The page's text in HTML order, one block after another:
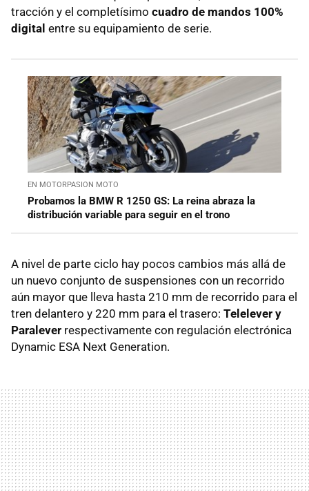
tracción y el completísimo cuadro de mandos 100%
digital entre su equipamiento de serie.
EN MOTORPASION MOTO
Probamos la BMW R 1250 GS: La reina abraza la
distribución variable para seguir en el trono
A nivel de parte ciclo hay pocos cambios más allá de
un nuevo conjunto de suspensiones con un recorrido
aún mayor que lleva hasta 210 mm de recorrido para el
tren delantero y 220 mm para el trasero: Telelever y
Paralever respectivamente con regulación electrónica
Dynamic ESA Next Generation.